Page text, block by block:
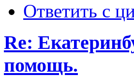
Ответить с
Re:
помощь.